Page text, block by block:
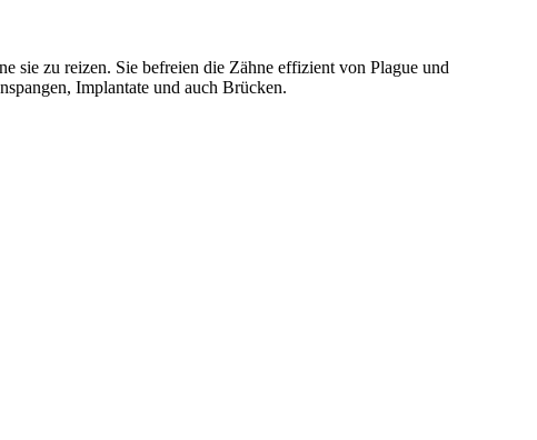
sie zu reizen. Sie befreien die Zähne effizient von Plague und
Implantate und auch Brücken.